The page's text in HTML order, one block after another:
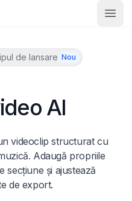
de lansare Nou
AI
videoclip structurat cu
Adaugă propriile
secțiune și ajustează
de export.